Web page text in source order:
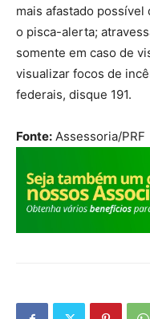
mais afastado
o pisca-alerta;
somente em caso de
visualizar focos de
federais, disque 191.
Fonte: Assessoria/PRF